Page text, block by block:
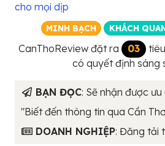
cho mọi dịp
MINH BẠCH KHÁCH
CanThoReview đặt ra 03 tiêu
có quyết định sáng
BẠN ĐỌC: Sẽ nhận được
"Biết đến thông tin qua Cần
DOANH NGHIỆP: Đăng tải